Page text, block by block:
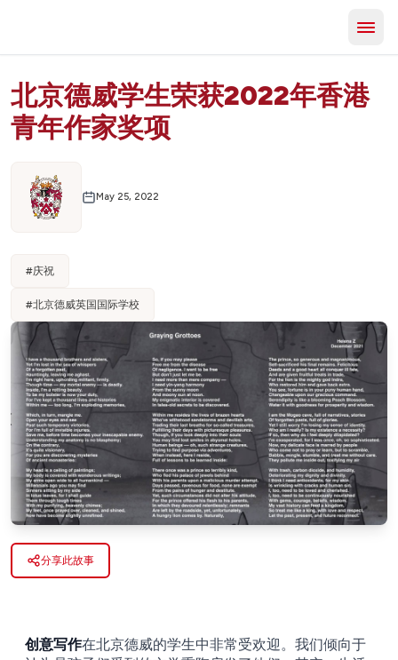
北京德威学生荣获2022年香港
青年作家奖项
May 25, 2022
#庆祝
#北京德威英国国际学校
分享此故事
创意写作在北京德威的学生中非常受欢迎。我们倾向于